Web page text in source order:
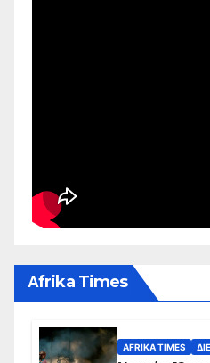
Αfrika Times
AFRIKA TIMES